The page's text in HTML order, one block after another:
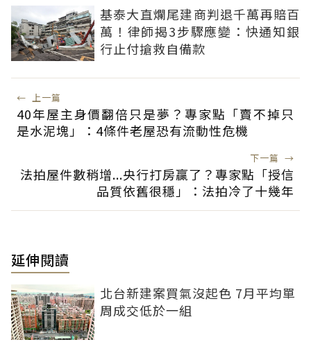
基泰大直爛尾建商判退千萬再賠百
萬！律師揭3步驟應變：快通知銀
行止付搶救自備款
← 上一篇
40年屋主身價翻倍只是夢？專家點「賣不掉只
是水泥塊」：4條件老屋恐有流動性危機
下一篇 →
法拍屋件數稍增...央行打房贏了？專家點「授信
品質依舊很穩」：法拍冷了十幾年
延伸閱讀
北台新建案買氣沒起色 7月平均單
周成交低於一組